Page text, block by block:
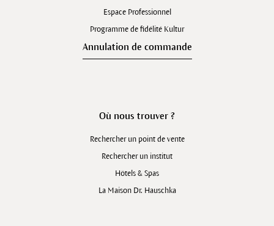
Espace Professionnel
Programme de fidélité Kultur
Annulation de commande
Où nous trouver ?
Rechercher un point de vente
Rechercher un institut
Hôtels & Spas
La Maison Dr. Hauschka